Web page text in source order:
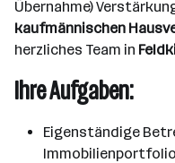
Übernahme)
kaufmännischen
herzliches Team in
Ihre Aufgaben:
Eigenständige